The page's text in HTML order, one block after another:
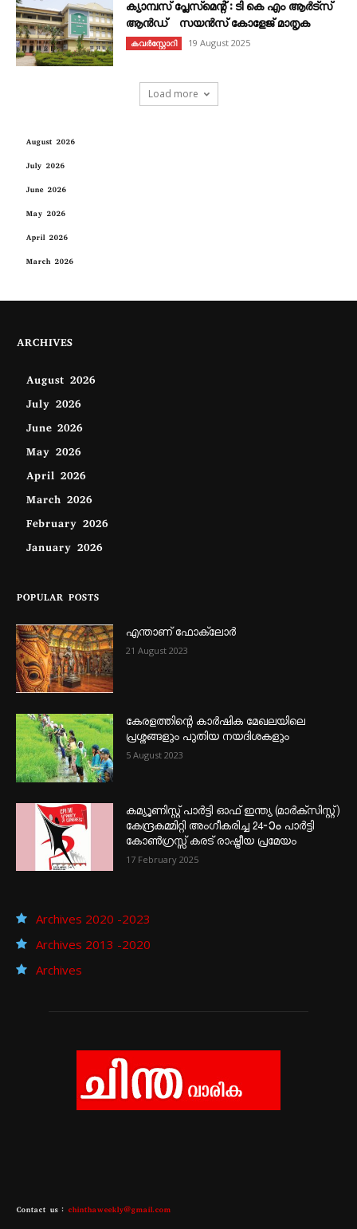
ക്യാമ്പസ് പ്ലേസ്മെന്റ് : ടി കെ എം ആർട്സ്
ആൻഡ് സയൻസ് കോളേജ് മാതൃക
കവര്‍സ്റ്റോറി 19 August 2025
Load more
August 2026
July 2026
June 2026
May 2026
April 2026
March 2026
ARCHIVES
August 2026
July 2026
June 2026
May 2026
April 2026
March 2026
February 2026
January 2026
POPULAR POSTS
എന്താണ്‌ ഫോക്‌ലോർ
21 August 2023
കേരളത്തിന്റെ കാർഷിക മേഖലയിലെ
പ്രശ്നങ്ങളും പുതിയ നയദിശകളും
5 August 2023
കമ്യൂണിസ്റ്റ് പാർട്ടി ഓഫ് ഇന്ത്യ (മാർക്സിസ്റ്റ്)
കേന്ദ്രകമ്മിറ്റി അംഗീകരിച്ച 24‐ാം പാർട്ടി
കോൺഗ്രസ്സ് കരട് രാഷ്ട്രീയ പ്രമേയം
17 February 2025
Archives 2020 -2023
Archives 2013 -2020
Archives
Contact us : chinthaweekly@gmail.com